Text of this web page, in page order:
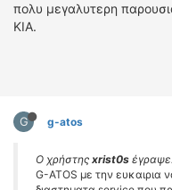
πολυ μεγαλυτερη
KIA.
G g-atos
Ο χρήστης xrist0s
G-ATOS με την ευκαιρια